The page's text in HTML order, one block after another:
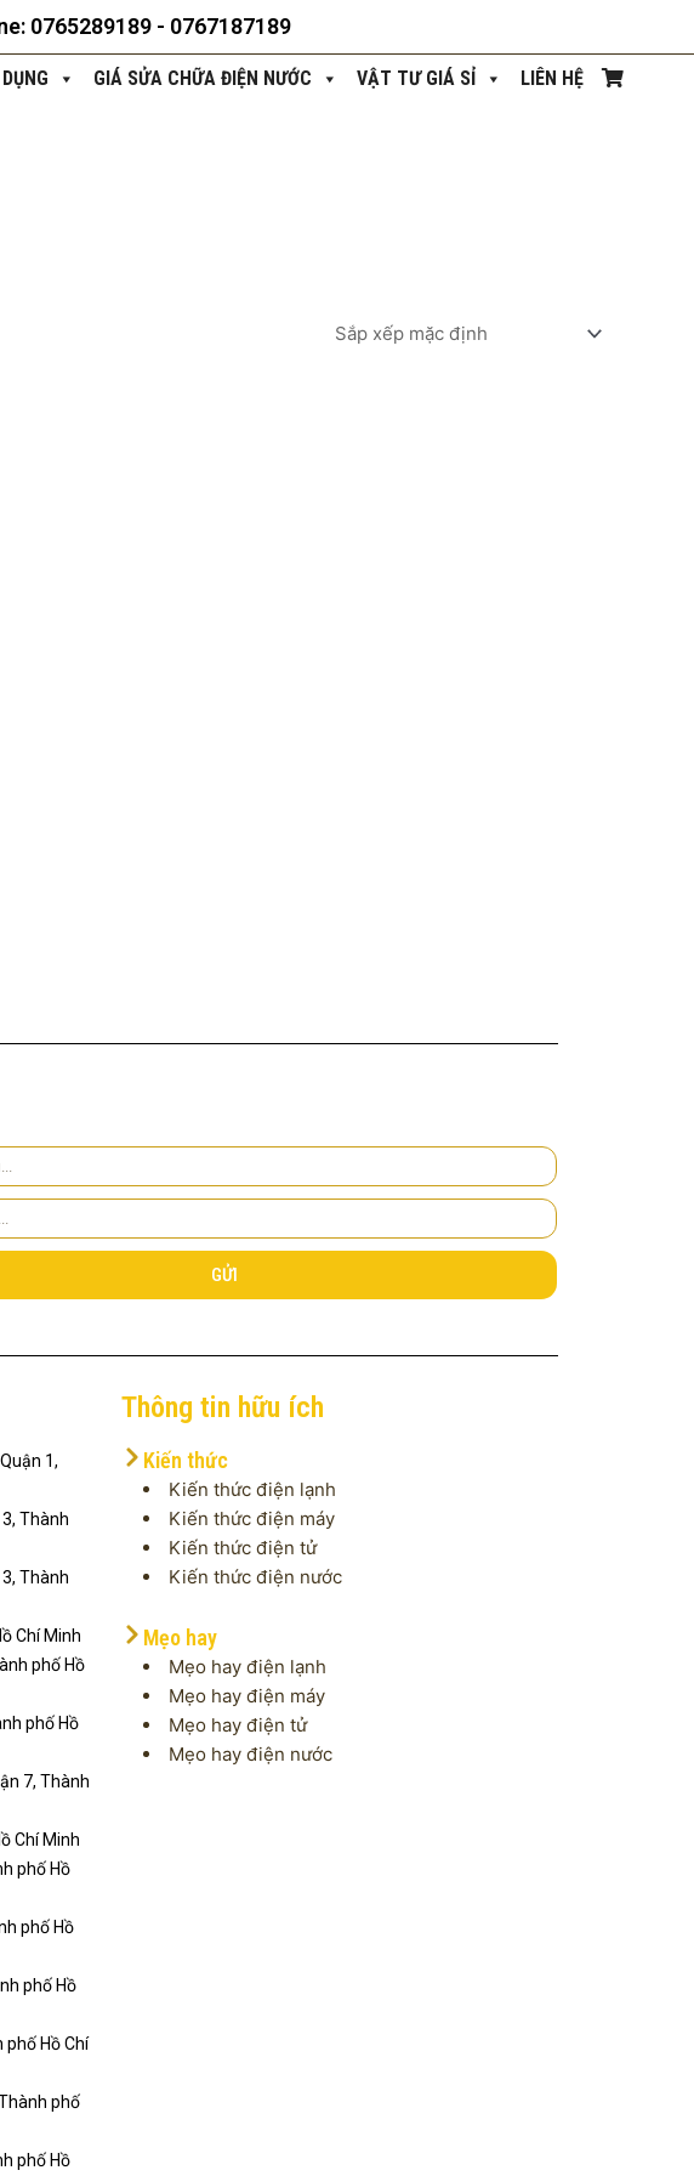
0765289189 - 0767187189
GIÁ SỬA CHỮA ĐIỆN NƯỚC VẬT TƯ GIÁ SỈ LIÊN HỆ
GỬI
1,
Thành
Thành
Chí Minh
phố Hồ
phố Hồ
7, Thành
Chí Minh
phố Hồ
phố Hồ
phố Hồ
phố Hồ Chí
phố
phố Hồ
Thông tin hữu ích
Kiến thức
Kiến thức điện lạnh
Kiến thức điện máy
Kiến thức điện tử
Kiến thức điện nước
Mẹo hay
Mẹo hay điện lạnh
Mẹo hay điện máy
Mẹo hay điện tử
Mẹo hay điện nước